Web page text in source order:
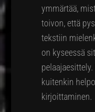
ymmärtää,
toivon, että
tekstiin
on kyseessä
kuitenkin
kirjoittaminen.